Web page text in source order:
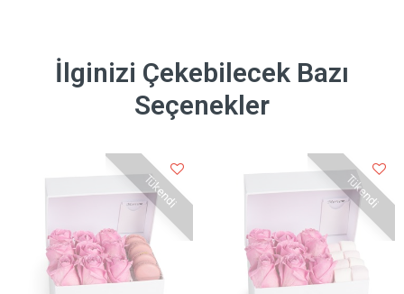
İlginizi Çekebilecek Bazı
Seçenekler
Tükendi Tükendi